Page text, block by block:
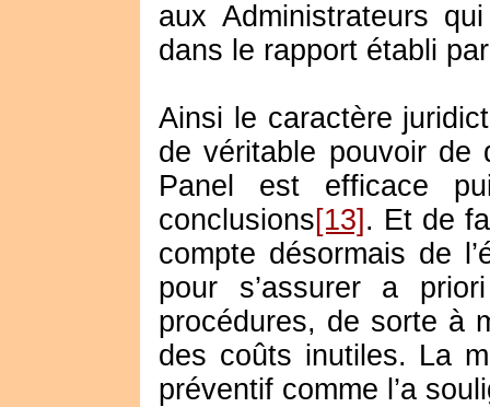
aux Administrateurs
dans le rapport établi
Ainsi le caractère
de véritable pouvoir de
Panel est efficace
conclusions[13] . Et de
compte désormais de
pour s’assurer a
procédures, de sorte à
des coûts inutiles. La
préventif comme l’a